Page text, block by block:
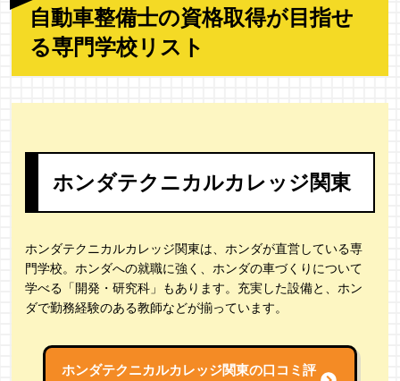
自動車整備士の資格取得が目指せ
る専門学校リスト
ホンダテクニカルカレッジ関東
ホンダテクニカルカレッジ関東は、ホンダが直営している専
門学校。ホンダへの就職に強く、ホンダの車づくりについて
学べる「開発・研究科」もあります。充実した設備と、ホン
ダで勤務経験のある教師などが揃っています。
ホンダテクニカルカレッジ関東の口コミ評